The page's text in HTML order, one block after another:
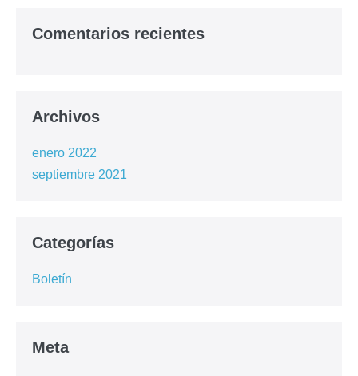
Comentarios recientes
Archivos
enero 2022
septiembre 2021
Categorías
Boletín
Meta